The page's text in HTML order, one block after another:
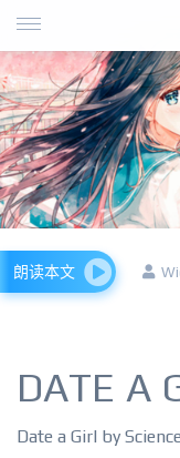
朗读本文
DATE A
Date a Girl by